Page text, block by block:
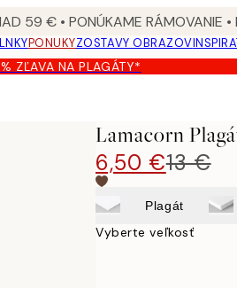
59 € • PONÚKAME RÁMOVANIE
PONUKYZOSTAVY OBRAZOV
ZĽAVA NA PLAGÁTY*
Lamacorn
6,50 €13 €
Plagát
Vyberte veľkosť